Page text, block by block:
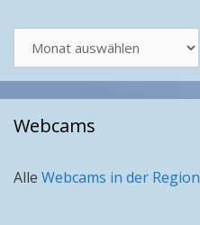
nach
Monat
Webcams
Alle Webcams in der Region